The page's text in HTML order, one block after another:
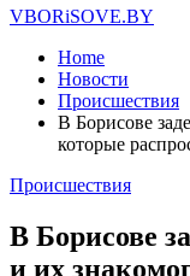
VBORiSOVE.BY
Home
Новости
Происшествия
В Борисове
которые
Происшествия
В Борисове
и их